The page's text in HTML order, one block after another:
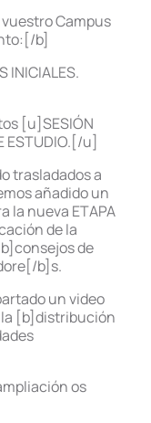
vuestro Campus
b]
INICIALES.
[u]SESIÓN
ESTUDIO.[/u]
trasladados a
añadido un
la nueva ETAPA
de la
de
b]s.
un video
la [b]distribución
os